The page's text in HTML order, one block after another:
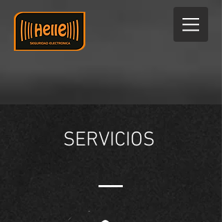
SERVICIOS